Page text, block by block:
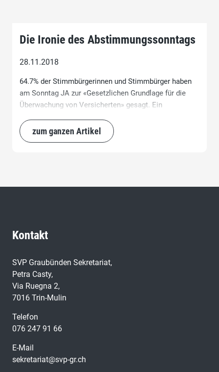
Die Ironie des Abstimmungssonntags
28.11.2018
64.7% der Stimmbürgerinnen und Stimmbürger haben
am Sonntag JA zur «Gesetzlichen Grundlage für die
Überwachung von Versicherten» gesagt. Ein
Urne war möglicherweise vergebliche Mühe, weil
gleichentags entschieden wurde, dass die Schweiz
zum ganzen Artikel
Kontakt
SVP Graubünden Sekretariat,
Petra Casty,
Via Ruegna 2,
7016 Trin-Mulin
Telefon
076 247 91 66
E-Mail
sekretariat@svp-gr.ch